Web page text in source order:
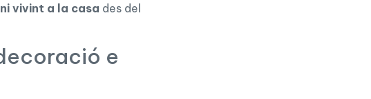
vivint a la casa des del
e